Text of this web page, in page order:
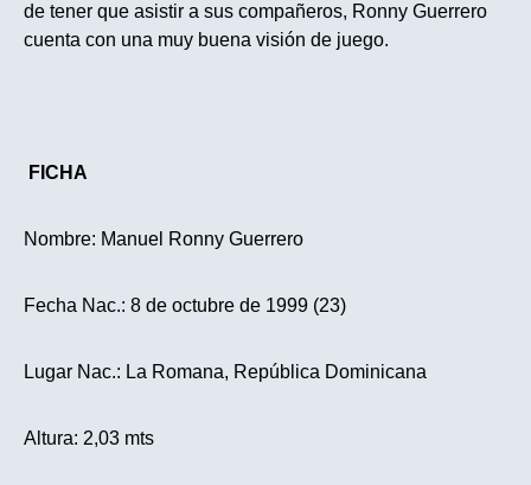
de tener que asistir a sus compañeros, Ronny Guerrero
cuenta con una muy buena visión de juego.
FICHA
Nombre: Manuel Ronny Guerrero
Fecha Nac.: 8 de octubre de 1999 (23)
Lugar Nac.: La Romana, República Dominicana
Altura: 2,03 mts